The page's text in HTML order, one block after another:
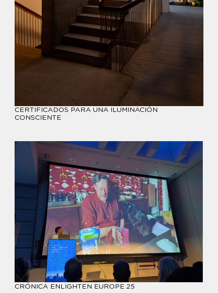
CERTIFICADOS PARA UNA ILUMINACIÓN
CONSCIENTE
CRÓNICA ENLIGHTEN EUROPE 25